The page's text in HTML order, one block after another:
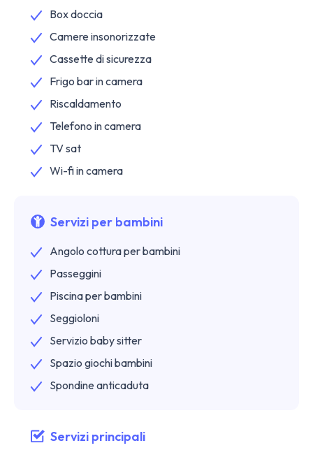
Box doccia
Camere insonorizzate
Cassette di sicurezza
Frigo bar in camera
Riscaldamento
Telefono in camera
TV sat
Wi-fi in camera
Servizi per bambini
Angolo cottura per bambini
Passeggini
Piscina per bambini
Seggioloni
Servizio baby sitter
Spazio giochi bambini
Spondine anticaduta
Servizi principali